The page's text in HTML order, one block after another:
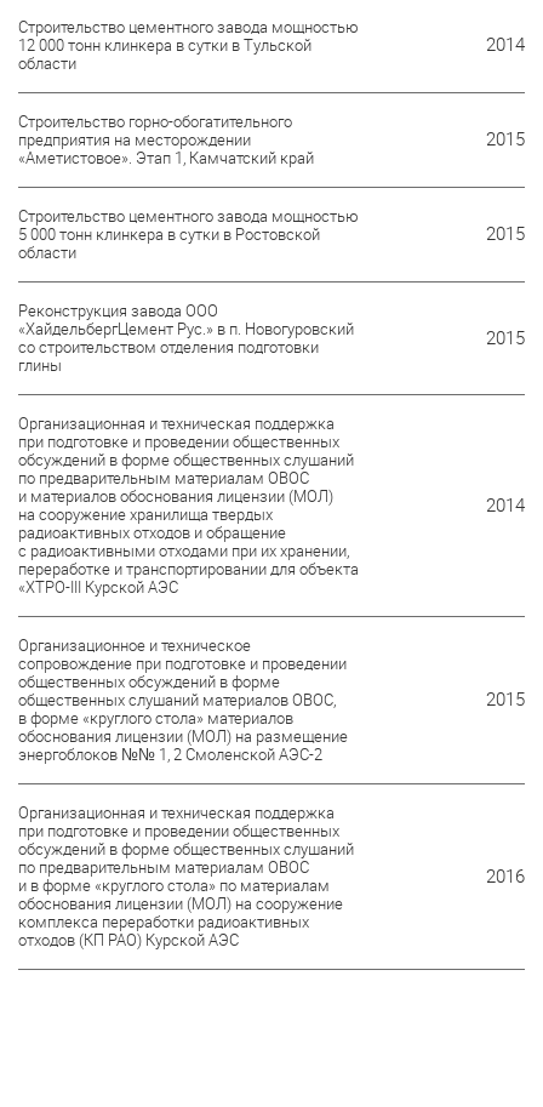
Строительство цементного завода мощностью
12 000 тонн клинкера в сутки в Тульской
области
2014
Строительство горно-обогатительного
предприятия на месторождении
«Аметистовое». Этап 1, Камчатский край
2015
Строительство цементного завода мощностью
5 000 тонн клинкера в сутки в Ростовской
области
2015
Реконструкция завода ООО
«ХайдельбергЦемент Рус.» в п. Новогуровский
со строительством отделения подготовки
глины
2015
Организационная и техническая поддержка
при подготовке и проведении общественных
обсуждений в форме общественных слушаний
по предварительным материалам ОВОС
и материалов обоснования лицензии (МОЛ)
на сооружение хранилища твердых
радиоактивных отходов и обращение
с радиоактивными отходами при их хранении,
переработке и транспортировании для объекта
«ХТРО-III Курской АЭС
2014
Организационное и техническое
сопровождение при подготовке и проведении
общественных обсуждений в форме
общественных слушаний материалов ОВОС,
в форме «круглого стола» материалов
обоснования лицензии (МОЛ) на размещение
энергоблоков №№ 1, 2 Смоленской АЭС-2
2015
Организационная и техническая поддержка
при подготовке и проведении общественных
обсуждений в форме общественных слушаний
по предварительным материалам ОВОС
и в форме «круглого стола» по материалам
обоснования лицензии (МОЛ) на сооружение
комплекса переработки радиоактивных
отходов (КП РАО) Курской АЭС
2016